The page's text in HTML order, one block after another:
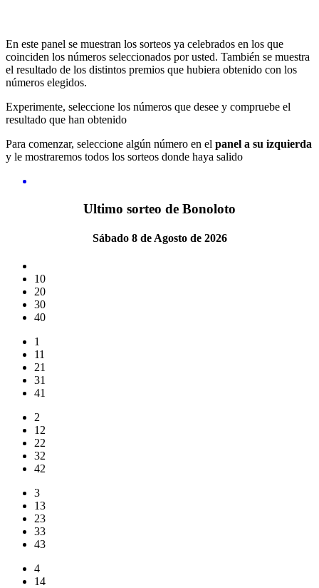
En este panel se muestran los sorteos ya celebrados en los que
coinciden los números seleccionados por usted. También se muestra
el resultado de los distintos premios que hubiera obtenido con los
números elegidos.
Experimente, seleccione los números que desee y compruebe el
resultado que han obtenido
Para comenzar, seleccione algún número en el panel a su izquierda
y le mostraremos todos los sorteos donde haya salido
Ultimo sorteo de Bonoloto
Sábado 8 de Agosto de 2026
10
20
30
40
1
11
21
31
41
2
12
22
32
42
3
13
23
33
43
4
14